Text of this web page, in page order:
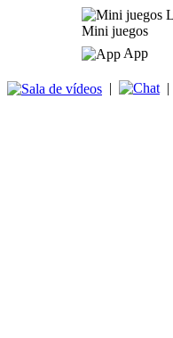
Mini juegos
App
| |